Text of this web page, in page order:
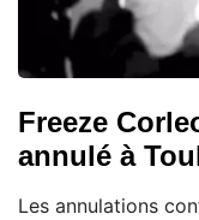
Freeze
annulé à
Les annulations